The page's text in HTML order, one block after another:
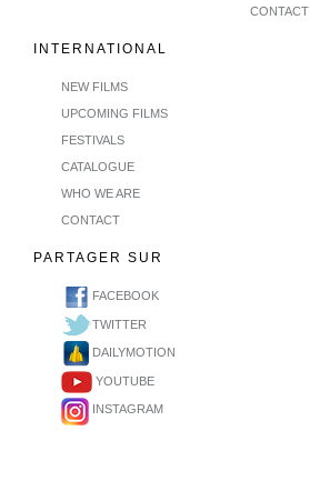
CONTACT
INTERNATIONAL
NEW FILMS
UPCOMING FILMS
FESTIVALS
CATALOGUE
WHO WE ARE
CONTACT
PARTAGER SUR
FACEBOOK
TWITTER
DAILYMOTION
YOUTUBE
INSTAGRAM